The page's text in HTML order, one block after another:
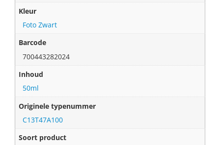
Kleur
Foto Zwart
Barcode
700443282024
Inhoud
50ml
Originele typenummer
C13T47A100
Soort product